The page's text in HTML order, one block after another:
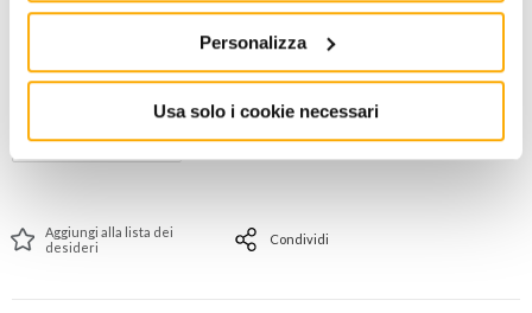
Personalizza
Usa solo i cookie necessari
PREZZO STANDARD PREZZO INTERNET
Aggiungi alla lista dei
desideri
Condividi